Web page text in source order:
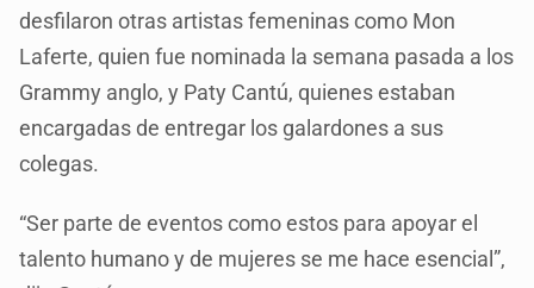
desfilaron otras artistas femeninas como Mon
Laferte, quien fue nominada la semana pasada a los
Grammy anglo, y Paty Cantú, quienes estaban
encargadas de entregar los galardones a sus
colegas.
“Ser parte de eventos como estos para apoyar el
talento humano y de mujeres se me hace esencial”,